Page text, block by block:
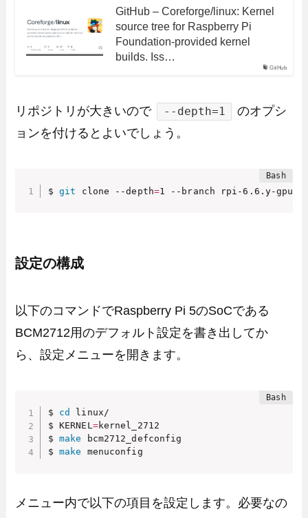
GitHub
GitHub – Coreforge/linux: Kernel
source tree for Raspberry Pi
Foundation-provided kernel
builds. Iss…
リポジトリが大きいので --depth=1
のオプシ
ョンを付けるとよいでしょう。
$ git clone --depth=1 --branch rpi-6.6.y-gpu
設定の構成
以下のコマンドでRaspberry Pi 5のSoCである
BCM2712用のデフォルト設定を書き出してか
ら、設定メニューを開きます。
$ cd
linux/
$ KERNEL=kernel_2712
$ make bcm2712_defconfig
$ make menuconfig
メニュー内で以下の項目を設定します。必要なの